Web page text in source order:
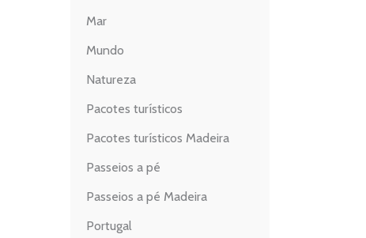
Mar
Mundo
Natureza
Pacotes turísticos
Pacotes turísticos Madeira
Passeios a pé
Passeios a pé Madeira
Portugal